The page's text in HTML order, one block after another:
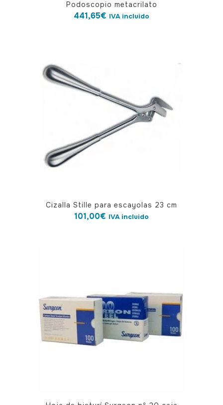
Podoscopio metacrilato
441,65€ IVA incluido
Cizalla Stille para escayolas 23 cm
101,00€ IVA incluido